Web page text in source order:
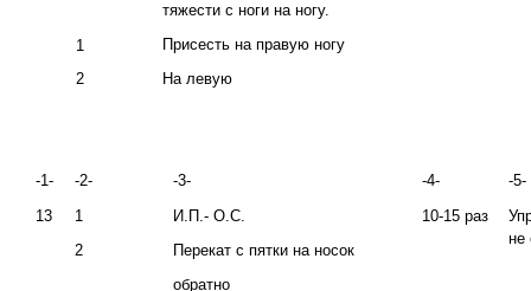
1
2
тяжести с ноги на ногу.
Присесть на правую ногу
На левую
-1- -2- -3- -4-
-5-
13
1
2
И.П.- О.С.
Перекат с пятки на носок
обратно
10-15 раз
не